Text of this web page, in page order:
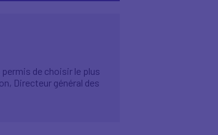
de choisir le plus
Directeur général des